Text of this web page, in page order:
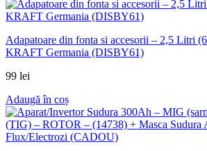
Adapatoare din fonta si accesorii – 2,5 Litri
KRAFT Germania (DISBY61)
99 lei
Adaugă în coș